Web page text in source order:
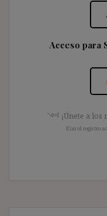
Acceso para
༺ ¡Únete a los
[Con el registro